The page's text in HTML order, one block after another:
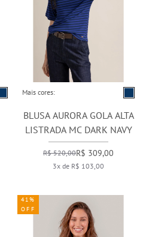
Mais cores:
BLUSA AURORA GOLA ALTA
LISTRADA MC DARK NAVY
R$ 520,00R$ 309,00
3x de R$ 103,00
41%
OFF